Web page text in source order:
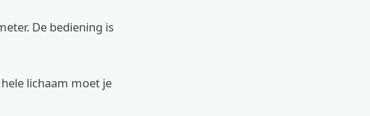
De bediening is
lichaam moet je